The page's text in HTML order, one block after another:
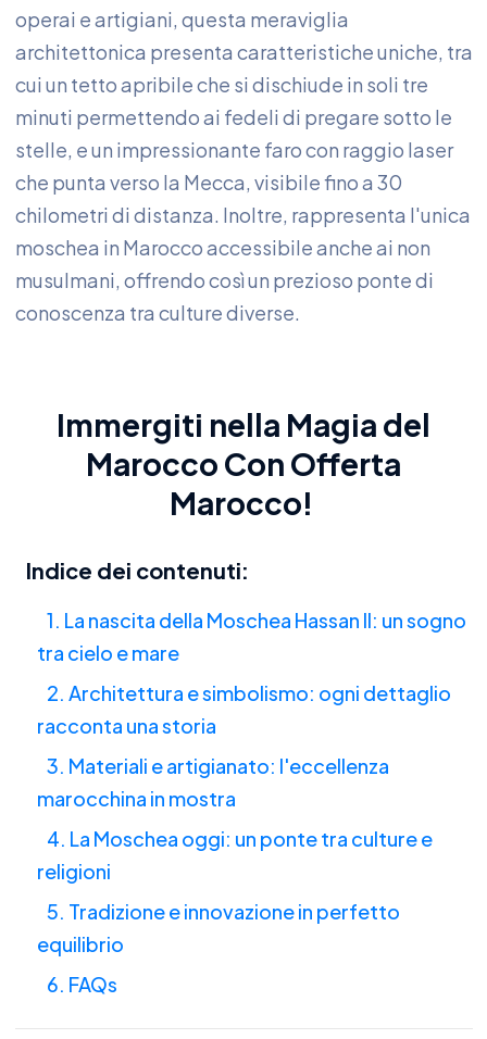
operai e artigiani, questa meraviglia
architettonica presenta caratteristiche uniche, tra
cui un tetto apribile che si dischiude in soli tre
minuti permettendo ai fedeli di pregare sotto le
stelle, e un impressionante faro con raggio laser
che punta verso la Mecca, visibile fino a 30
chilometri di distanza. Inoltre, rappresenta l'unica
moschea in Marocco accessibile anche ai non
musulmani, offrendo così un prezioso ponte di
conoscenza tra culture diverse.
Immergiti nella Magia del
Marocco Con Offerta
Marocco!
Indice dei contenuti:
1. La nascita della Moschea Hassan II: un sogno
tra cielo e mare
2. Architettura e simbolismo: ogni dettaglio
racconta una storia
3. Materiali e artigianato: l'eccellenza
marocchina in mostra
4. La Moschea oggi: un ponte tra culture e
religioni
5. Tradizione e innovazione in perfetto
equilibrio
6. FAQs